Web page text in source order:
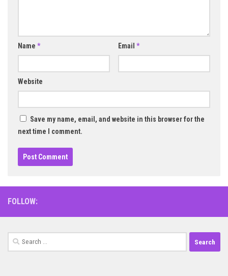
Name * Email *
Website
Save my name, email, and website in this browser for the
next time I comment.
FOLLOW:
Search
for: